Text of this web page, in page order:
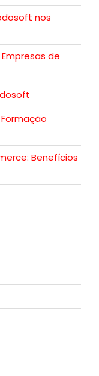
nos
de
Benefícios